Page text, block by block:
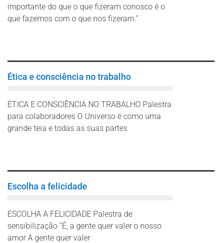
importante do que o que fizeram conosco é o
que fazemos com o que nos fizeram.”
Ética e consciência no trabalho
ÉTICA E CONSCIÊNCIA NO TRABALHO Palestra
para colaboradores O Universo é como uma
grande teia e todas as suas partes
Escolha a felicidade
ESCOLHA A FELICIDADE Palestra de
sensibilização “É, a gente quer valer o nosso
amor A gente quer valer